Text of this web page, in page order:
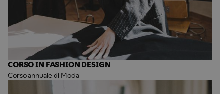
CORSO IN FASHION DESIGN
Corso annuale di Moda